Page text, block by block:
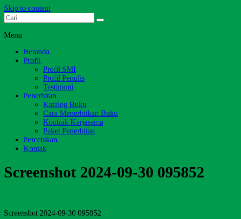
Skip to content
Dari Jambi untuk Indonesia
Menu
Beranda
Profil
Profil SMI
Profil Penulis
Testimoni
Penerbitan
Katalog Buku
Cara Menerbitkan Buku
Kontrak Kerjasama
Paket Penerbitan
Percetakan
Kontak
Screenshot 2024-09-30 095852
Screenshot 2024-09-30 095852